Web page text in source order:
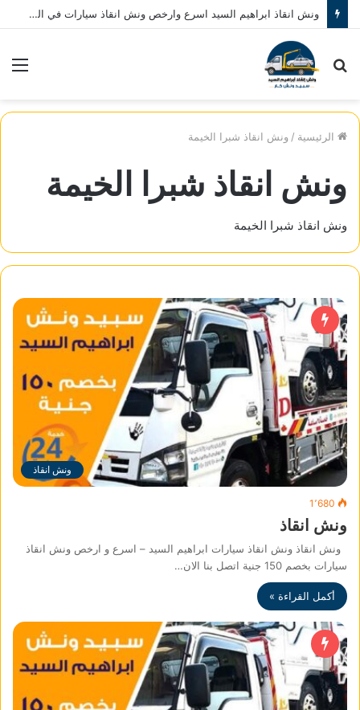
ونش انقاذ ابراهيم السيد اسرع وارخص ونش انقاذ سيارات في المنصورة نصلك في خلال 10 دقائق بحد اقصي اتصل بنا الان 01080793999
بحث
الرئيسية / ونش انقاذ شبرا الخيمة
ونش انقاذ شبرا الخيمة
ونش انقاذ شبرا الخيمة
ونش انقاذ
1٬680
ونش انقاذ
ونش انقاذ ونش انقاذ سيارات ابراهيم السيد – اسرع و ارخص ونش انقاذ
سيارات بخصم 150 جنية اتصل بنا الان…
أكمل القراءة »